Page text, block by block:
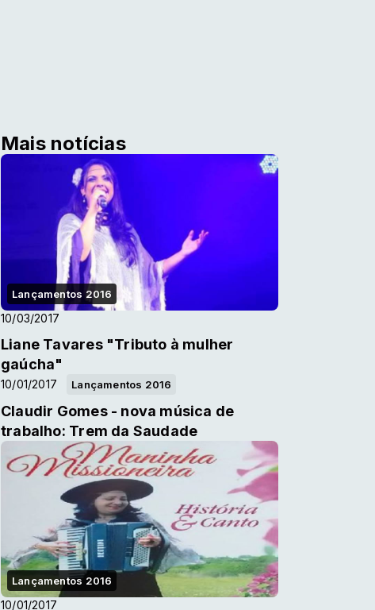
Mais notícias
Lançamentos 2016
10/03/2017
Liane Tavares "Tributo à mulher
gaúcha"
Lançamentos 2016
10/01/2017
Claudir Gomes - nova música de
trabalho: Trem da Saudade
Lançamentos 2016
10/01/2017